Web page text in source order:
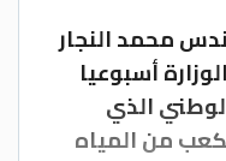
محمد النجار
أسبوعيا
الذي
متر مكعب من المياه